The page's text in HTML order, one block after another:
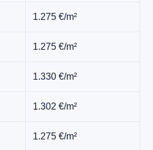
1.275 €/m²
1.275 €/m²
1.330 €/m²
1.302 €/m²
1.275 €/m²